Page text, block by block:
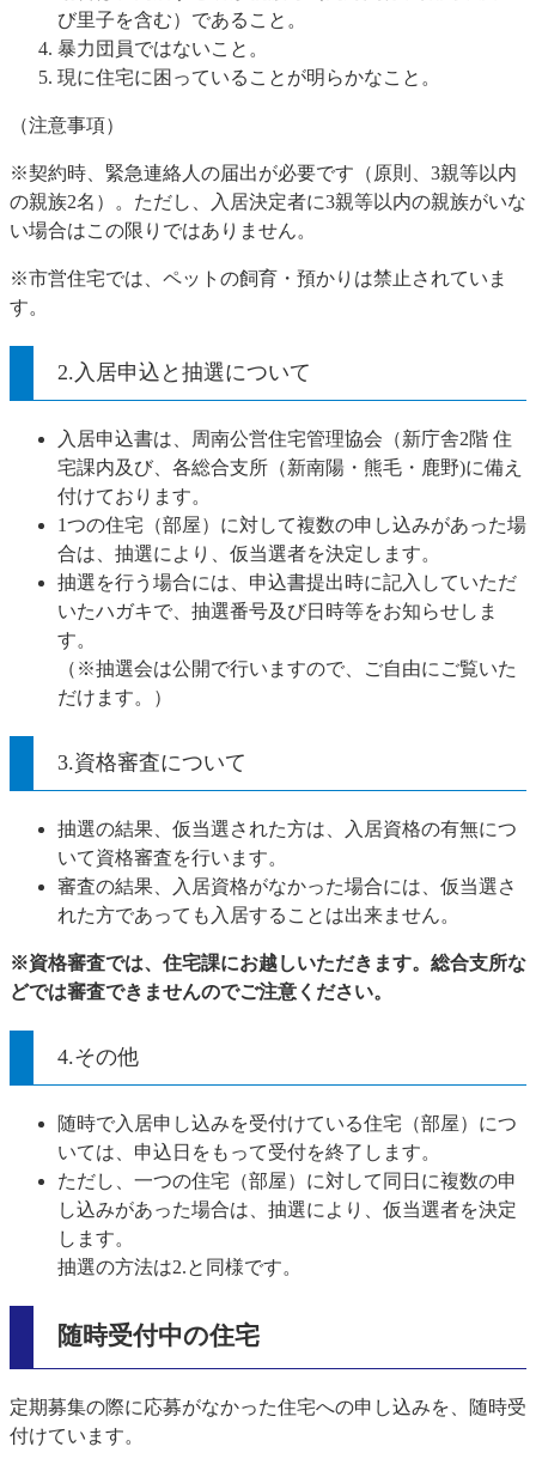
び里子を含む）であること。
暴力団員ではないこと。
現に住宅に困っていることが明らかなこと。
（注意事項）
※契約時、緊急連絡人の届出が必要です（原則、3親等以内
の親族2名）。ただし、入居決定者に3親等以内の親族がいな
い場合はこの限りではありません。
※市営住宅では、ペットの飼育・預かりは禁止されていま
す。
2.入居申込と抽選について
入居申込書は、周南公営住宅管理協会（新庁舎2階 住
宅課内及び、各総合支所（新南陽・熊毛・鹿野)に備え
付けております。
1つの住宅（部屋）に対して複数の申し込みがあった場
合は、抽選により、仮当選者を決定します。
抽選を行う場合には、申込書提出時に記入していただ
いたハガキで、抽選番号及び日時等をお知らせしま
す。
（※抽選会は公開で行いますので、ご自由にご覧いた
だけます。）
3.資格審査について
抽選の結果、仮当選された方は、入居資格の有無につ
いて資格審査を行います。
審査の結果、入居資格がなかった場合には、仮当選さ
れた方であっても入居することは出来ません。
※資格審査では、住宅課にお越しいただきます。総合支所な
どでは審査できませんのでご注意ください。
4.その他
随時で入居申し込みを受付けている住宅（部屋）につ
いては、申込日をもって受付を終了します。
ただし、一つの住宅（部屋）に対して同日に複数の申
し込みがあった場合は、抽選により、仮当選者を決定
します。
抽選の方法は2.と同様です。
随時受付中の住宅
定期募集の際に応募がなかった住宅への申し込みを、随時受
付けています。